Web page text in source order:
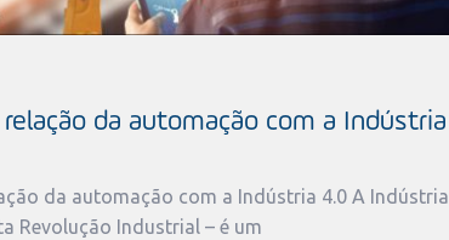
da automação com a Indústria
da automação com a Indústria 4.0 A Indústria
Revolução Industrial – é um